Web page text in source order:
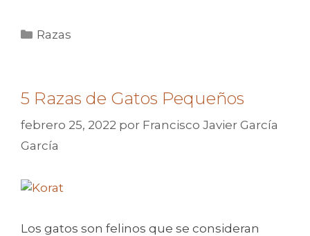
Categorías
Razas
5 Razas de Gatos Pequeños
febrero 25, 2022 por Francisco Javier García
García
Los gatos son felinos que se consideran